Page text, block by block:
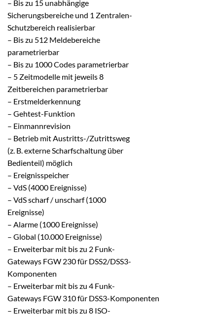
– Bis zu 15 unabhängige
Sicherungsbereiche und 1 Zentralen-
Schutzbereich realisierbar
– Bis zu 512 Meldebereiche
parametrierbar
– Bis zu 1000 Codes parametrierbar
– 5 Zeitmodelle mit jeweils 8
Zeitbereichen parametrierbar
– Erstmelderkennung
– Gehtest-Funktion
– Einmannrevision
– Betrieb mit Austritts-/Zutrittsweg
(z. B. externe Scharfschaltung über
Bedienteil) möglich
– Ereignisspeicher
– VdS (4000 Ereignisse)
– VdS scharf / unscharf (1000
Ereignisse)
– Alarme (1000 Ereignisse)
– Global (10.000 Ereignisse)
– Erweiterbar mit bis zu 2 Funk-
Gateways FGW 230 für DSS2/DSS3-
Komponenten
– Erweiterbar mit bis zu 4 Funk-
Gateways FGW 310 für DSS3-Komponenten
– Erweiterbar mit bis zu 8 ISO-